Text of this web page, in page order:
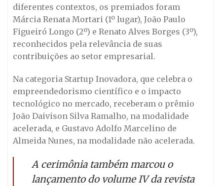
diferentes contextos, os premiados foram
Márcia Renata Mortari (1º lugar), João Paulo
Figueiró Longo (2º) e Renato Alves Borges (3º),
reconhecidos pela relevância de suas
contribuições ao setor empresarial.
Na categoria Startup Inovadora, que celebra o
empreendedorismo científico e o impacto
tecnológico no mercado, receberam o prêmio
João Daivison Silva Ramalho, na modalidade
acelerada, e Gustavo Adolfo Marcelino de
Almeida Nunes, na modalidade não acelerada.
A cerimônia também marcou o
lançamento do volume IV da revista